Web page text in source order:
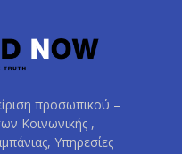
προσωπικού –
Κοινωνικής ,
Υπηρεσίες